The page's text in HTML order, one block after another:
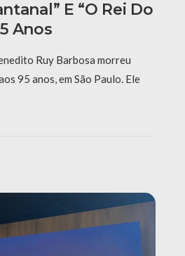
E “O Rei Do
Anos
Ruy Barbosa morreu
95 anos, em São Paulo. Ele